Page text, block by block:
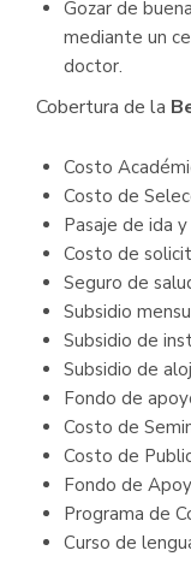
Gozar de
mediante un
doctor.
Cobertura de la
Costo
Costo de
Pasaje de ida
Costo de
Seguro de
Subsidio
Subsidio de
Subsidio de
Fondo de
Costo de
Costo de
Fondo de
Programa de
Curso de